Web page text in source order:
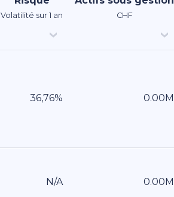
Volatilité sur 1 an CHF